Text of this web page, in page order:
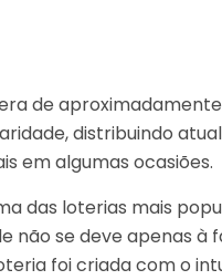
de
distribuindo
em algumas ocasiões.
das loterias mais
não se deve apenas à
foi criada com o